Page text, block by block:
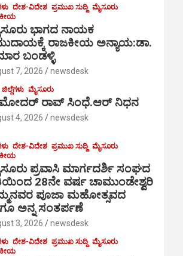
ದೇಶ-ವಿದೇಶ ಪ್ರಮುಖ ಸುದ್ದಿ ಮೈಸೂರು
ಭಾಗದ ನಾಯಕ
ರಾಜಕೀಯ ಅನ್ಯಾಯ:ಡಾ.
ಬಂಡಳ್ಳಿ
7, 2026 newsdesk
ಜಿಲ್ಲೆಗಳು ಮೈಸೂರು
ರಾವ್ ಸಿಂಧೆ.ಆರ್ ನಿಧನ
4, 2026 newsdesk
ದೇಶ-ವಿದೇಶ ಪ್ರಮುಖ ಸುದ್ದಿ ಮೈಸೂರು
ಪ್ರವಾಸಿ ಮಾರ್ಗದರ್ಶಿ ಸಂಘದ
28ನೇ ವರ್ಷ ಚಾಮುಂಡೇಶ್ವರಿ
ಪೂಜಾ ಮಹೋತ್ಸವದ
ಅನ್ನ ಸಂತರ್ಪಣೆ
3, 2026 newsdesk
ದೇಶ-ವಿದೇಶ ಪ್ರಮುಖ ಸುದ್ದಿ ಮೈಸೂರು